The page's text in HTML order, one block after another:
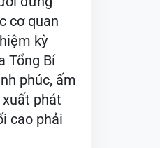
cơ quan
kỳ
Tổng Bí
phúc, ấm
phát
cao phải